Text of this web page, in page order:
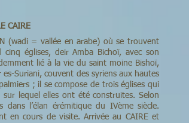
CAIRE
(wadi = vallée en arabe) où se trouvent
églises, deir Amba Bichoï, avec son
lié à la vie du saint moine Bishoï,
Suriani, couvent des syriens aux hautes
; il se compose de trois églises qui
lequel elles ont été construites. Selon
l’élan érémitique du IVème siècle.
en cours de visite. Arrivée au CAIRE et